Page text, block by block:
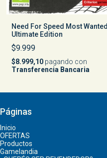
Need For Speed Most Wanted
Ultimate Edition
$9.999
$8.999,10pagando con
Transferencia Bancaria
Páginas
Inicio
OFERTAS
Productos
Gamelandia